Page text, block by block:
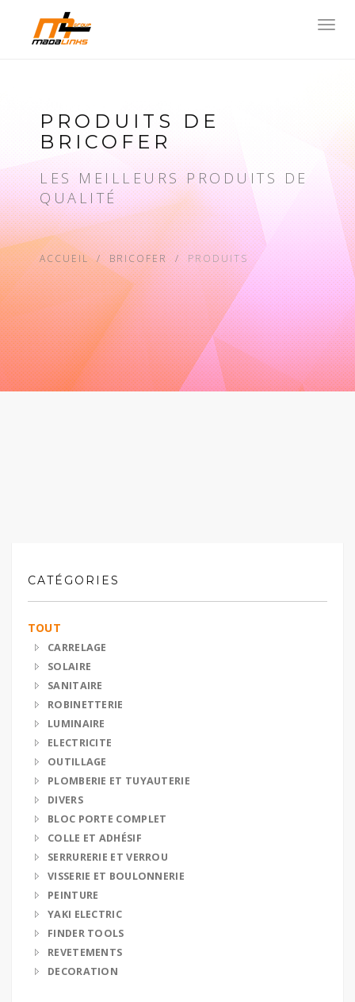
PRODUITS DE
BRICOFER
LES MEILLEURS PRODUITS DE
QUALITÉ
ACCUEIL BRICOFER PRODUITS
CATÉGORIES
TOUT
CARRELAGE
SOLAIRE
SANITAIRE
ROBINETTERIE
LUMINAIRE
ELECTRICITE
OUTILLAGE
PLOMBERIE ET TUYAUTERIE
DIVERS
BLOC PORTE COMPLET
COLLE ET ADHÉSIF
SERRURERIE ET VERROU
VISSERIE ET BOULONNERIE
PEINTURE
YAKI ELECTRIC
FINDER TOOLS
REVETEMENTS
DECORATION